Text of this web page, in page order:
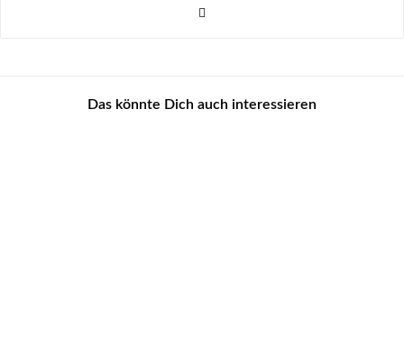
Das könnte Dich auch interessieren